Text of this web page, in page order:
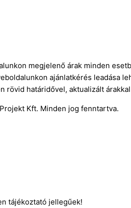
megjelenő árak minden
ajánlatkérés leadása
rövid határidővel, aktualizált
Kft. Minden jog fenntartva.
tájékoztató jellegűek!